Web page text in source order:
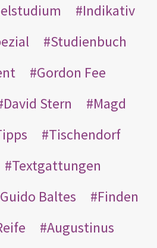
Indikativ
Studienbuch
Gordon Fee
David Stern
Magd
Tischendorf
Textgattungen
Guido Baltes
Finden
Augustinus